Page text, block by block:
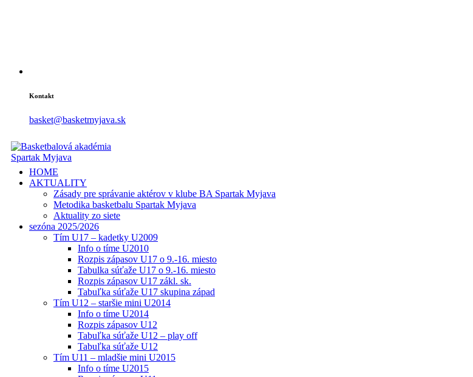
Kontakt
basket@basketmyjava.sk
HOME
AKTUALITY
Zásady pre správanie aktérov v klube BA Spartak Myjava
Metodika basketbalu Spartak Myjava
Aktuality zo siete
sezóna 2025/2026
Tím U17 – kadetky U2009
Info o tíme U2010
Rozpis zápasov U17 o 9.-16. miesto
Tabulka súťaže U17 o 9.-16. miesto
Rozpis zápasov U17 zákl. sk.
Tabuľka súťaže U17 skupina západ
Tím U12 – staršie mini U2014
Info o tíme U2014
Rozpis zápasov U12
Tabuľka súťaže U12 – play off
Tabuľka súťaže U12
Tím U11 – mladšie mini U2015
Info o tíme U2015